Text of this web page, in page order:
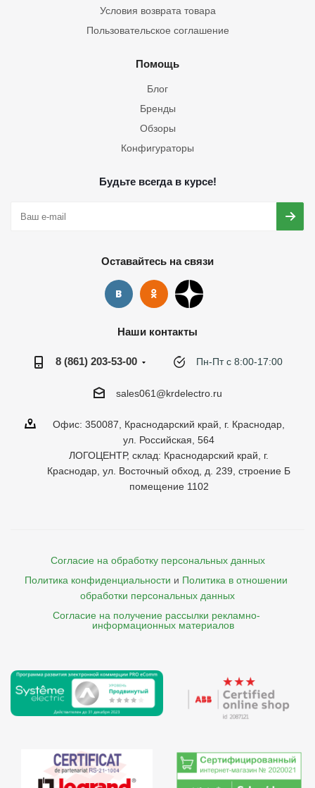
Условия возврата товара
Пользовательское соглашение
Помощь
Блог
Бренды
Обзоры
Конфигураторы
Будьте всегда в курсе!
Оставайтесь на связи
Наши контакты
8 (861) 203-53-00 Пн-Пт с 8:00-17:00
sales061@krdelectro.ru
Офис: 350087, Краснодарский край, г. Краснодар,
ул. Российская, 564
ЛОГОЦЕНТР, склад: Краснодарский край, г.
Краснодар, ул. Восточный обход, д. 239, строение Б
помещение 1102
Согласие на обработку персональных данных
Политика конфиденциальности и Политика в отношении
обработки персональных данных
Согласие на получение рассылки рекламно-
    информационных материалов